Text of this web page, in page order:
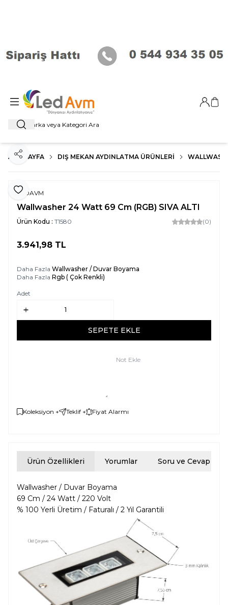
Ara
Giriş
ANA SAYFA DIŞ MEKAN AYDINLATMA ÜRÜNLERI
Favoriye Ekle
Paylaş
LEDAVM
Wallwasher 24 Watt 69 Cm (RGB) SIVA ALTI
Ürün Kodu : T1580 (0)
3.941,98 TL
Daha Fazla Wallwasher / Duvar Boyama
Daha Fazla Rgb ( Çok Renkli)
Adet
SEPETE EKLE
Not Ekle
Koleksiyon + Teklif + Fiyat Alarmı
Ürün Özellikleri Yorumlar Soru ve Cevap
Wallwasher / Duvar Boyama
69 Cm / 24 Watt / 220 Volt
% 100 Yerli Üretim / Faturalı / 2 Yıl Garantili